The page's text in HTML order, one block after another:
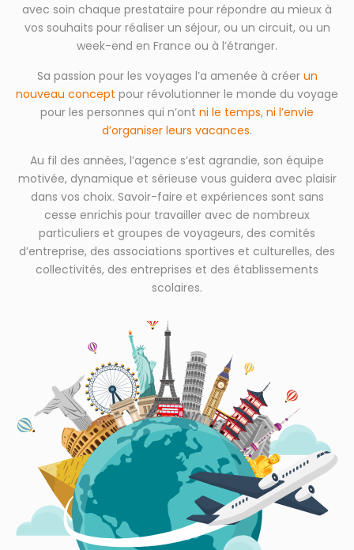
avec soin chaque prestataire pour répondre au mieux à
vos souhaits pour réaliser un séjour, ou un circuit, ou un
week-end en France ou à l’étranger.
Sa passion pour les voyages l’a amenée à créer un
nouveau concept pour révolutionner le monde du voyage
pour les personnes qui n’ont ni le temps, ni l’envie
d’organiser leurs vacances.
Au fil des années, l’agence s’est agrandie, son équipe
motivée, dynamique et sérieuse vous guidera avec plaisir
dans vos choix. Savoir-faire et expériences sont sans
cesse enrichis pour travailler avec de nombreux
particuliers et groupes de voyageurs, des comités
d’entreprise, des associations sportives et culturelles, des
collectivités, des entreprises et des établissements
scolaires.